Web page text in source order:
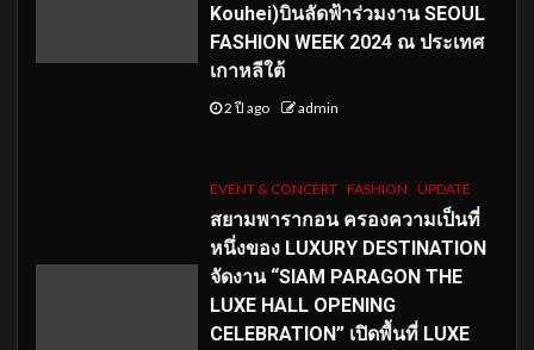
Kouhei)บินลัดฟ้าร่วมงาน SEOUL
FASHION WEEK 2024 ณ ประเทศ
เกาหลีใต้
2 ปี ago admin
EVENT & CONCERT FASHION UPDATE
สยามพารากอน ครองความเป็นที่
หนึ่งของ LUXURY DESTINATION
จัดงาน “SIAM PARAGON THE
LUXE HALL OPENING
CELEBRATION” เปิดพื้นที่ LUXE